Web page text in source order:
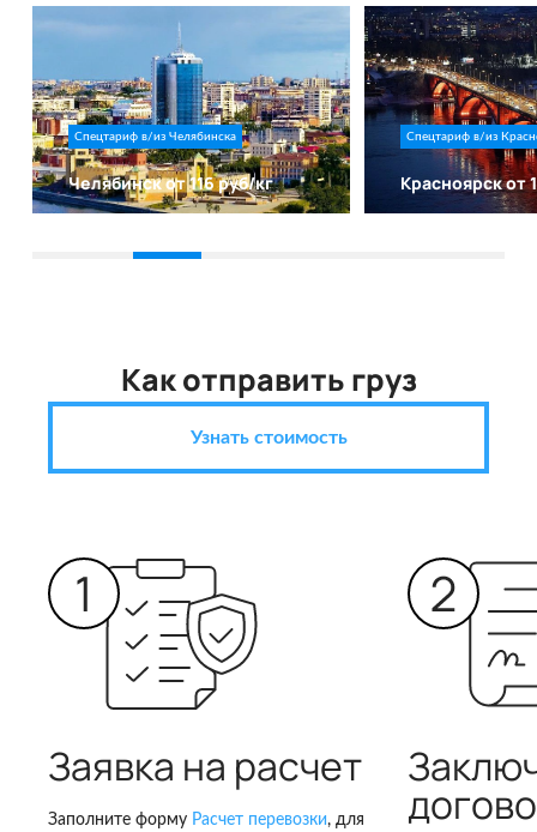
Спецтариф в/из Челябинска
Челябинск от 116 руб/кг
Спецтариф в/из
Красноярск от
Как отправить груз
Узнать стоимость
Заявка на расчет
Заполните форму Расчет перевозки, для